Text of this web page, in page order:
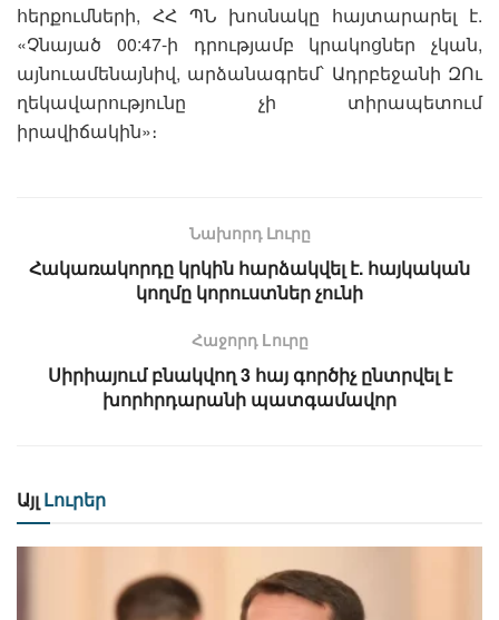
հերքումների, ՀՀ ՊՆ խոսնակը հայտարարել է.
«Չնայած 00:47-ի դրությամբ կրակոցներ չկան,
այնուամենայնիվ, արձանագրեմ՝ Ադրբեջանի ԶՈւ
ղեկավարությունը չի տիրապետում
իրավիճակին»։
Նախորդ Լուրը
Հակառակորդը կրկին հարձակվել է. հայկական
կողմը կորուստներ չունի
Հաջորդ Lուրը
Սիրիայում բնակվող 3 հայ գործիչ ընտրվել է
խորհրդարանի պատգամավոր
Այլ Լուրեր